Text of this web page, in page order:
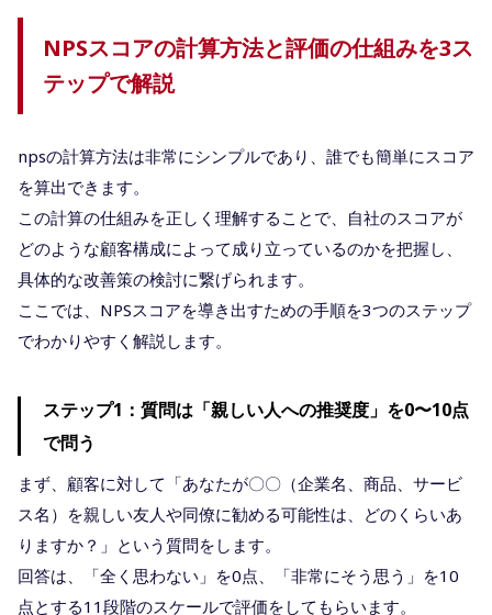
NPSスコアの計算方法と評価の仕組みを3ス
テップで解説
npsの計算方法は非常にシンプルであり、誰でも簡単にスコア
を算出できます。
この計算の仕組みを正しく理解することで、自社のスコアが
どのような顧客構成によって成り立っているのかを把握し、
具体的な改善策の検討に繋げられます。
ここでは、NPSスコアを導き出すための手順を3つのステップ
でわかりやすく解説します。
ステップ1：質問は「親しい人への推奨度」を0〜10点
で問う
まず、顧客に対して「あなたが〇〇（企業名、商品、サービ
ス名）を親しい友人や同僚に勧める可能性は、どのくらいあ
りますか？」という質問をします。
回答は、「全く思わない」を0点、「非常にそう思う」を10
点とする11段階のスケールで評価をしてもらいます。